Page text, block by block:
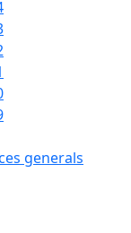
generals